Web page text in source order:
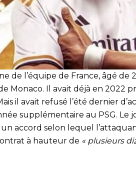
de l’équipe de France, âgé de
Monaco. Il avait déjà en 2022
il avait refusé l’été dernier
supplémentaire au PSG. Le
accord selon lequel
à hauteur de « plusieurs